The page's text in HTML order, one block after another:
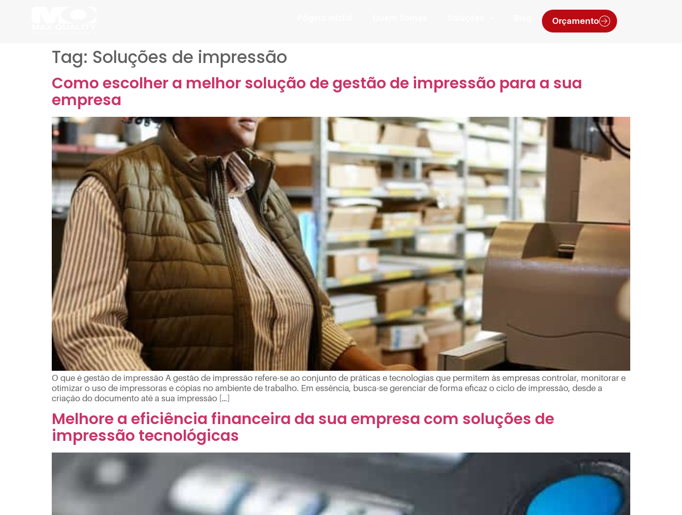
Orçamento
Tag: Soluções de impressão
Como escolher a melhor solução de gestão de impressão para a sua
empresa
O que é gestão de impressão A gestão de impressão refere-se ao conjunto de práticas e tecnologias que permitem às empresas controlar, monitorar e
otimizar o uso de impressoras e cópias no ambiente de trabalho. Em essência, busca-se gerenciar de forma eficaz o ciclo de impressão, desde a
criação do documento até a sua impressão […]
Melhore a eficiência financeira da sua empresa com soluções de
impressão tecnológicas